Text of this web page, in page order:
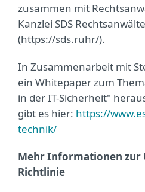
zusammen mit
Kanzlei SDS
(https://sds.ruhr/).
In Zusammenarbeit mit
ein Whitepaper zum
in der IT-Sicherheit"
gibt es hier: https://
technik/
Mehr Informationen zur
Richtlinie